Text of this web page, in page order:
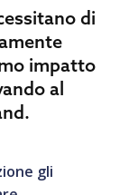
di
impatto
al
gli